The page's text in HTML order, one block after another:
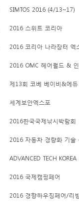
SIMTOS 2016 (4/13~17)
2016 스위트 코리아
2016 코리아 나라장터 엑
2016 OMC 헤어월드 &
제13회 코베 베이비&에
세계보안엑스포
2016한국국제낚시박람회
2016 자동차 경량화 기술
ADVANCED TECH
2016 국제캠핑페어
2016 경향하우징페어/리